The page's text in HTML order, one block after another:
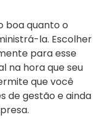
boa quanto o
la. Escolher
para esse
na hora que seu
que você
de gestão e ainda